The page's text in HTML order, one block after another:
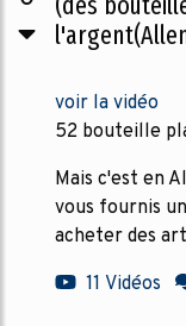
voir la vidéo
52 bouteille
Mais c'est en
vous fournis
acheter des
11 Vidéos